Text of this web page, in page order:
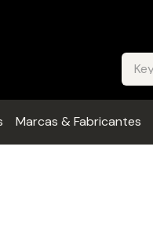
Marcas & Fabricantes